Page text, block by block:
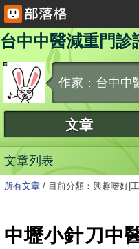
台中中醫減重門診
作家：台中中
文章
文章列表
所有文章 / 目前分類：興趣嗜好|
中壢小針刀中